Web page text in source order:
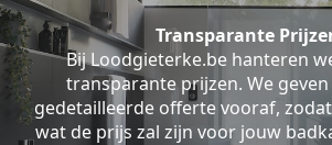
Transparante
Bij Loodgieterke.be hanteren
transparante prijzen. We
gedetailleerde offerte vooraf,
wat de prijs zal zijn voor jouw